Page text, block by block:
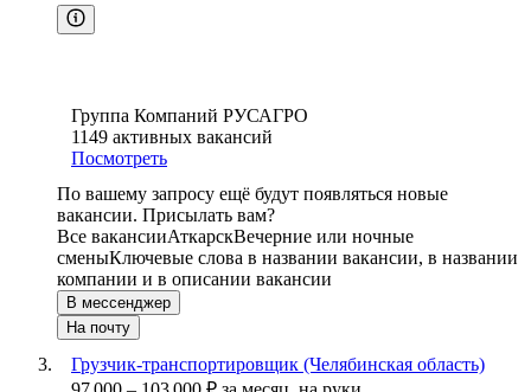
Группа Компаний РУСАГРО
1149 активных вакансий
Посмотреть
По вашему запросу ещё будут появляться новые
вакансии. Присылать вам?
Все вакансииАткарскВечерние или ночные
сменыКлючевые слова в названии вакансии, в названии
компании и в описании вакансии
В мессенджер
На почту
Грузчик-транспортировщик (Челябинская область)